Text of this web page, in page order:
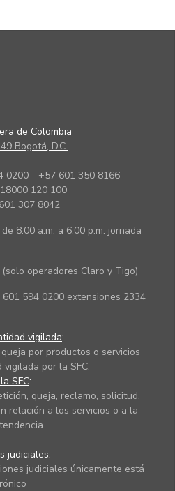
de Colombia
Bogotá, D.C.
0200 - +57 601 350 8166
120 100
307 8042
8:00 a.m. a 6:00 p.m. jornada
operadores Claro y Tigo)
601 594 0200 extensiones 2334
vigilada:
por productos o servicios
por la SFC.
SFC:
queja, reclamo, solicitud,
relación a los servicios o a la
judiciales:
judiciales únicamente está